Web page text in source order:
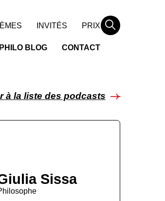
INVITÉS PRIX
PHILO BLOG CONTACT
Rechercher
à la liste des podcasts
Sissa